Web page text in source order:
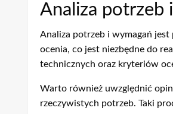
Analiza potrzeb
Analiza potrzeb i wymagań
ocenia, co jest niezbędne do
technicznych oraz kryteriów
Warto również uwzględnić
rzeczywistych potrzeb. Taki